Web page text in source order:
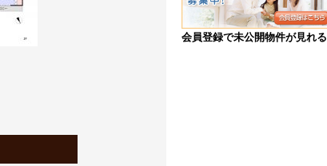
会員登録で未公開物件が見れる